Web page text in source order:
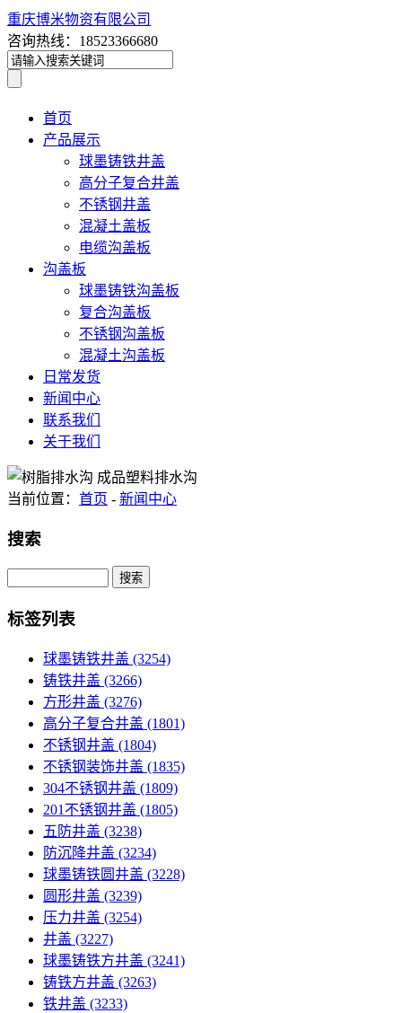
重庆博米物资有限公司
咨询热线：18523366680
首页
产品展示
球墨铸铁井盖
高分子复合井盖
不锈钢井盖
混凝土盖板
电缆沟盖板
沟盖板
球墨铸铁沟盖板
复合沟盖板
不锈钢沟盖板
混凝土沟盖板
日常发货
新闻中心
联系我们
关于我们
当前位置： 首页 - 新闻中心
搜索
Search
标签列表
球墨铸铁井盖 (3254)
铸铁井盖 (3266)
方形井盖 (3276)
高分子复合井盖 (1801)
不锈钢井盖 (1804)
不锈钢装饰井盖 (1835)
304不锈钢井盖 (1809)
201不锈钢井盖 (1805)
五防井盖 (3238)
防沉降井盖 (3234)
球墨铸铁圆井盖 (3228)
圆形井盖 (3239)
压力井盖 (3254)
井盖 (3227)
球墨铸铁方井盖 (3241)
铸铁方井盖 (3263)
铁井盖 (3233)